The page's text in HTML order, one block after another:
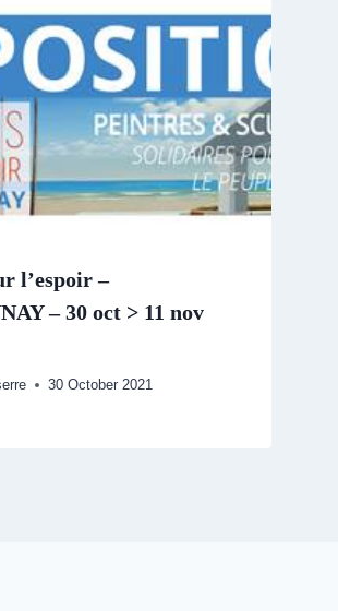
l’espoir –
– 30 oct > 11 nov
30 October 2021